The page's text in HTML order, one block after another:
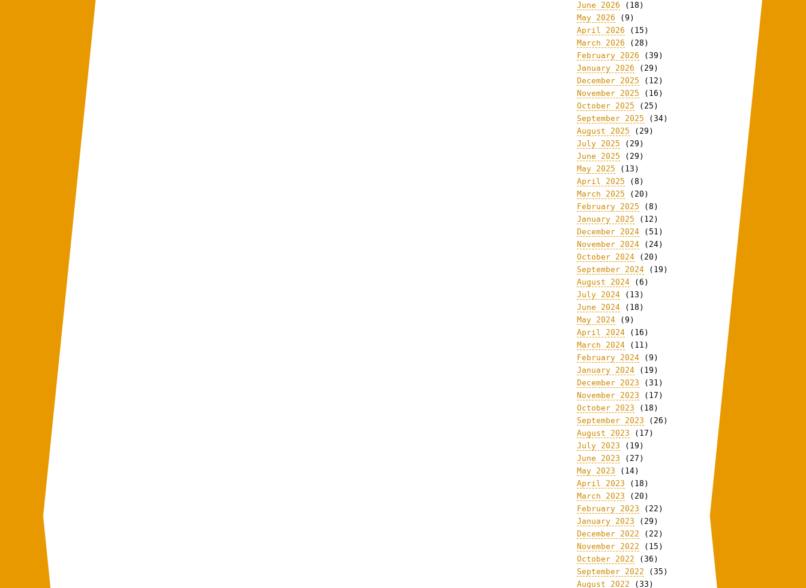
June 2026 (18)
May 2026 (9)
April 2026 (15)
March 2026 (28)
February 2026 (39)
January 2026 (29)
December 2025 (12)
November 2025 (16)
October 2025 (25)
September 2025 (34)
August 2025 (29)
July 2025 (29)
June 2025 (29)
May 2025 (13)
April 2025 (8)
March 2025 (20)
February 2025 (8)
January 2025 (12)
December 2024 (51)
November 2024 (24)
October 2024 (20)
September 2024 (19)
August 2024 (6)
July 2024 (13)
June 2024 (18)
May 2024 (9)
April 2024 (16)
March 2024 (11)
February 2024 (9)
January 2024 (19)
December 2023 (31)
November 2023 (17)
October 2023 (18)
September 2023 (26)
August 2023 (17)
July 2023 (19)
June 2023 (27)
May 2023 (14)
April 2023 (18)
March 2023 (20)
February 2023 (22)
January 2023 (29)
December 2022 (22)
November 2022 (15)
October 2022 (36)
September 2022 (35)
August 2022 (33)